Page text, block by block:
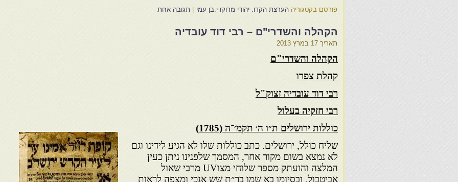
פורסם בקטגוריה הערצת הקדו.-יהודי מרוקו-י.בן עמי | תגובה אחת
הקהלה והשדרי"ם – רבי דוד עובדיה
תאריך 17 במרץ 2013
הקהלה והשדרי"ם
קהלת צפרו
רבי דוד עובדיה זצוק"ל
רבי חזקיה בעלול
כוללות ירושלים ת״ו ה׳ תקמ׳־ה (1785)
שליח כולל, ירושלים. כתב כוללות שלו לא הגיע לידינו וגם
לא נמצא בשום מקור אחר, המסמך שלפנינו ניתן כעין
המלצה והועתק מספר שלוחי מצוUV מרבי שאול
אביטבול. ובסיומו בא שמו בר״ת שש אנכי ומצפה לראות